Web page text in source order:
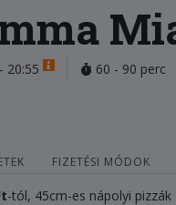
20:55 60 - 90 perc
FIZETÉSI MÓDOK
-tól, 45cm-es nápolyi pizzák